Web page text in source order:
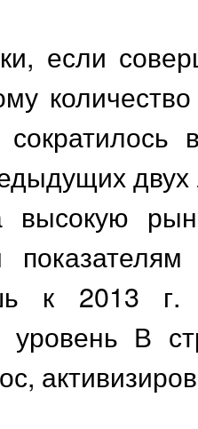
если
высокую
к 2013 г.
уровень В